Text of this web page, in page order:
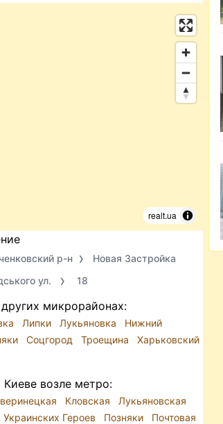
realt.ua
р-н
Новая Застройка
ул. 18
микрорайонах:
Липки Лукьяновка
Нижний
Соцгород Троещина
Харьковский
возле метро:
Кловская
Лукьяновская
Украинских Героев Позняки
Почтовая